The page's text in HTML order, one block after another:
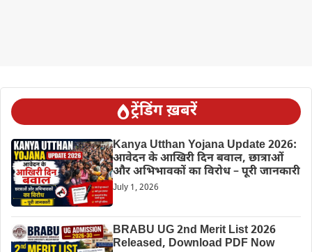
ट्रेंडिंग ख़बरें
Kanya Utthan Yojana Update 2026:
आवेदन के आखिरी दिन बवाल, छात्राओं
और अभिभावकों का विरोध – पूरी जानकारी
July 1, 2026
BRABU UG 2nd Merit List 2026
Released, Download PDF Now